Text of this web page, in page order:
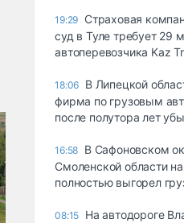
19:29 Страховая
суд в Туле требует 29
автоперевозчика Kaz
18:06 В Липецкой
фирма по грузовым
после полутора лет
16:58 В Сафоновском
Смоленской области
полностью выгорел
08:15 На автодороге